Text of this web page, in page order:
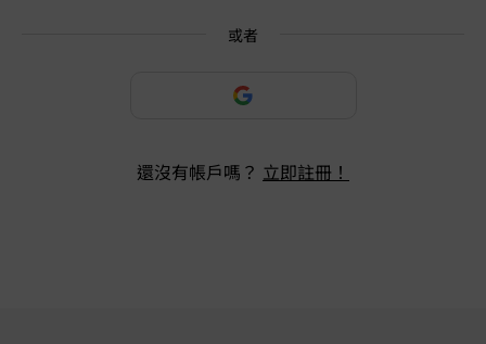
或者
還沒有帳戶嗎？ 立即註冊！